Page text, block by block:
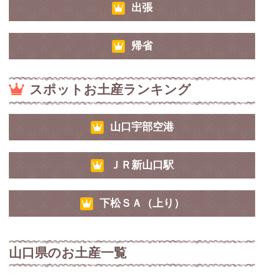
出張
帰省
スポットお土産ランキング
山口宇部空港
ＪＲ新山口駅
下松ＳＡ（上り）
山口県のお土産一覧